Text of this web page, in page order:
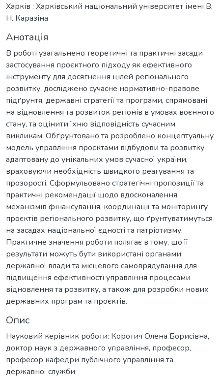
Харків : Харківський національний університет імені В.
Н. Каразіна
Анотація
В роботі узагальнено теоретичні та практичні засади
застосування проєктного підходу як ефективного
інструменту для досягнення цілей регіонального
розвитку, досліджено сучасне нормативно-правове
підґрунтя, державні стратегії та програми, спрямовані
на відновлення та розвиток регіонів в умовах воєнного
стану, та оцінити їхню відповідність сучасним
викликам. Обґрунтовано та розроблено концептуальну
модель управління проєктами відбудови та розвитку,
адаптовану до унікальних умов сучасної україни,
враховуючи необхідність швидкого реагування та
прозорості. Сформульовано стратегічні пропозиції та
практичні рекомендації щодо вдосконалення
механізмів фінансування, координації та моніторингу
проєктів регіонального розвитку, що ґрунтуватимуться
на засадах національної єдності та патріотизму.
Практичне значення роботи полягає в тому, що її
результати можуть бути використані органами
державної влади та місцевого самоврядування для
підвищення ефективності управління процесами
відновлення та розвитку, а також для розробки нових
державних програм та проєктів.
Опис
Науковий керівник роботи: Коротич Олена Борисівна,
доктор наук з державного управління, професор,
професор кафедри публічного управління та
державної служби